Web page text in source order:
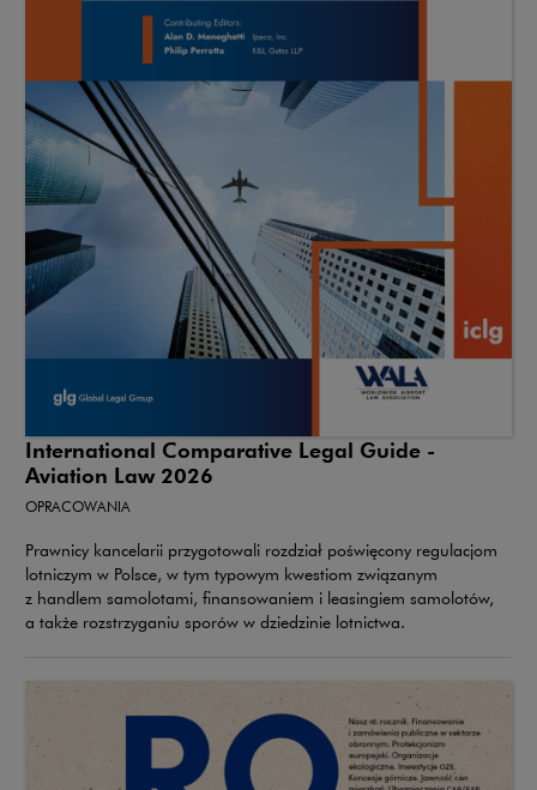
International Comparative Legal Guide -
Aviation Law 2026
OPRACOWANIA
Prawnicy kancelarii przygotowali rozdział poświęcony regulacjom
lotniczym w Polsce, w tym typowym kwestiom związanym
z handlem samolotami, finansowaniem i leasingiem samolotów,
a także rozstrzyganiu sporów w dziedzinie lotnictwa.